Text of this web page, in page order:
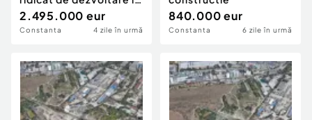
Zona KM 4-5
2.495.000 eur
Constanta 4 zile în urmă
840.000 eur
Constanta 6 zile în urmă